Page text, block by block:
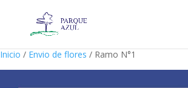
Inicio / Envio de flores / Ramo N°1